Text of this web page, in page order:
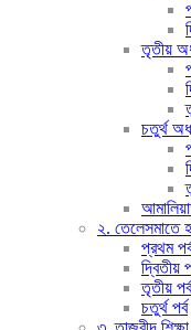
তৃতীয়
চতুর্থ
২. তেলেসমাতে
প্রথম
দ্বিতীয়
তৃতীয় পর্ব
চতুর্থ পর্ব